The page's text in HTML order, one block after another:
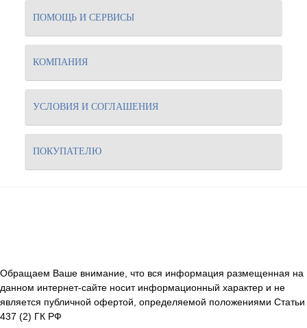
ПОМОЩЬ И СЕРВИСЫ
КОМПАНИЯ
УСЛОВИЯ И СОГЛАШЕНИЯ
ПОКУПАТЕЛЮ
Обращаем Ваше внимание, что вся информация размещенная на
данном интернет-сайте носит информационный характер и не
является публичной офертой, определяемой положениями Статьи
437 (2) ГК РФ